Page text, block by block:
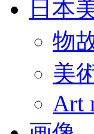
日本
物
美
Art